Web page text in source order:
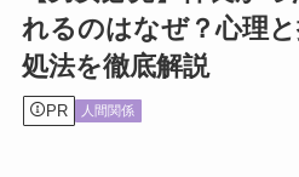
れるのはなぜ？心理
処法を徹底解説
PR 人間関係